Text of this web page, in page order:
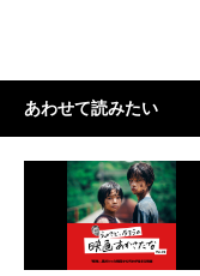
あわせて読みたい